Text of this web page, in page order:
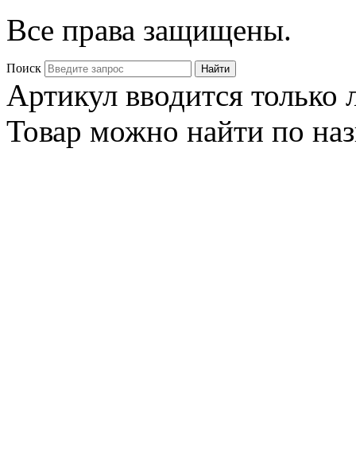
Все права защищены.
Поиск
Артикул вводится
Товар можно найти по